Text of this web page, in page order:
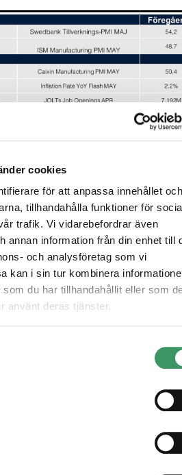
cookies
för att anpassa innehållet och
tillhandahålla funktioner för
trafik. Vi vidarebefordrar även
annan information från din enhet till
och analysföretag som vi
kan i sin tur kombinera
du har tillhandahållit eller som
använt deras tjänster.
AB (”MMVP”) är ett
tillstånd att bedriva
tillsyn. Innehållet i
karaktär och tar inte hänsyn till
därmed inte ett investeringsråd.
betraktas som en